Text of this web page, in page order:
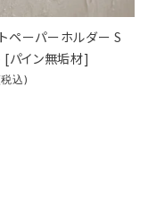
トペーパーホルダー S
[パイン無垢材]
込)